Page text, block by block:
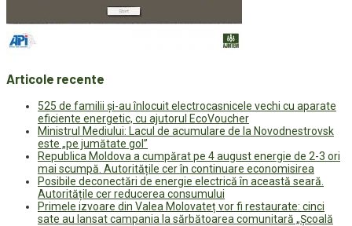
Articole recente
525 de familii și-au înlocuit electrocasnicele vechi cu aparate
eficiente energetic, cu ajutorul EcoVoucher
Ministrul Mediului: Lacul de acumulare de la Novodnestrovsk
este „pe jumătate gol”
Republica Moldova a cumpărat pe 4 august energie de 2-3 ori
mai scumpă. Autoritățile cer în continuare economisirea
Posibile deconectări de energie electrică în această seară.
Autoritățile cer reducerea consumului
Primele izvoare din Valea Molovateț vor fi restaurate: cinci
sate au lansat campania la sărbătoarea comunitară „Școală